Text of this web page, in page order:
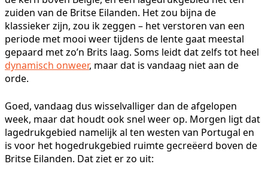
zuiden van de Britse Eilanden. Het zou bijna de
klassieker zijn, zou ik zeggen – het verstoren van een
periode met mooi weer tijdens de lente gaat meestal
gepaard met zo’n Brits laag. Soms leidt dat zelfs tot heel
dynamisch onweer, maar dat is vandaag niet aan de
orde.
Goed, vandaag dus wisselvalliger dan de afgelopen
week, maar dat houdt ook snel weer op. Morgen ligt dat
lagedrukgebied namelijk al ten westen van Portugal en
is voor het hogedrukgebied ruimte gecreëerd boven de
Britse Eilanden. Dat ziet er zo uit: